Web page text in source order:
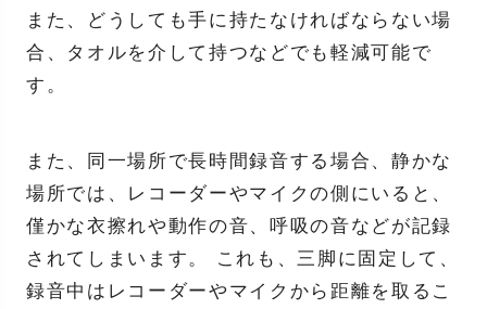
また、どうしても手に持たなければならない場
合、タオルを介して持つなどでも軽減可能で
す。
また、同一場所で長時間録音する場合、静かな
場所では、レコーダーやマイクの側にいると、
僅かな衣擦れや動作の音、呼吸の音などが記録
されてしまいます。 これも、三脚に固定して、
録音中はレコーダーやマイクから距離を取るこ